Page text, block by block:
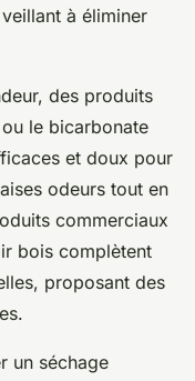
à éliminer
des produits
le bicarbonate
et doux pour
odeurs tout en
commerciaux
bois complètent
proposant des
un séchage